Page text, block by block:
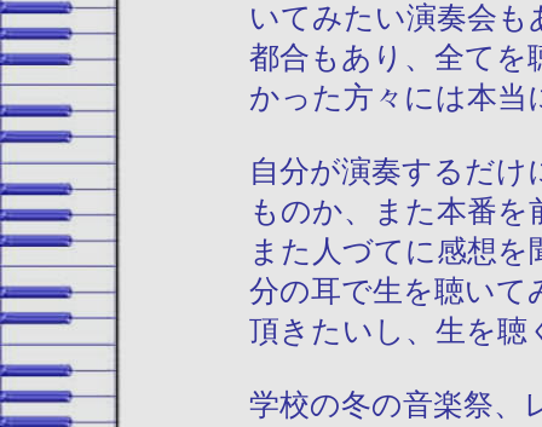
いてみたい演奏会も
都合もあり、全てを
かった方々には本
自分が演奏するだ
ものか、また本番
また人づてに感想
分の耳で生を聴い
頂きたいし、生を聴
学校の冬の音楽祭、